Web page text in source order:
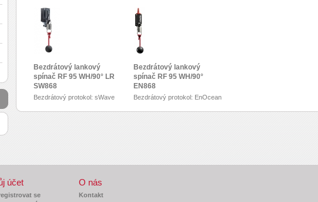
Bezdrátový lankový
spínač RF 95 WH/90° LR
SW868
Bezdrátový protokol: sWave
Bezdrátový lankový
spínač RF 95 WH/90°
EN868
Bezdrátový protokol: EnOcean
účet
se
O nás
Kontakt